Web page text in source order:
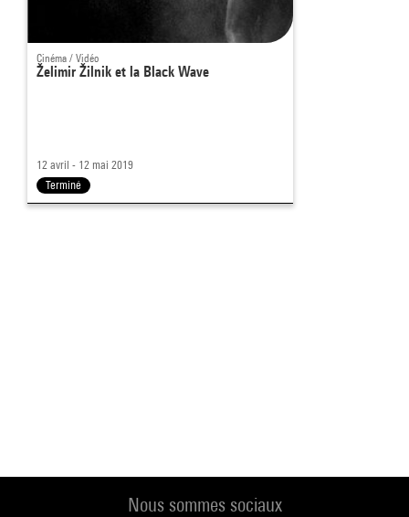
Cinéma / Vidéo
Želimir Žilnik et la Black Wave
12 avril - 12 mai 2019
Terminé
Nous sommes sociaux